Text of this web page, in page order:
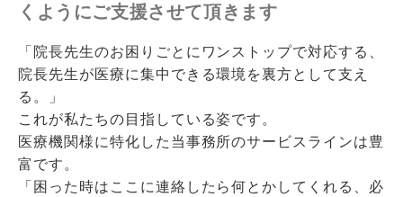
くようにご支援させて頂きます
「院長先生のお困りごとにワンストップで対応する、
院長先生が医療に集中できる環境を裏方として支え
る。」
これが私たちの目指している姿です。
医療機関様に特化した当事務所のサービスラインは豊
富です。
「困った時はここに連絡したら何とかしてくれる、必